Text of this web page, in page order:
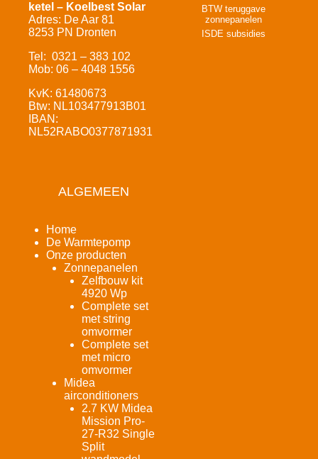
ketel – Koelbest Solar
Adres: De Aar 81
8253 PN Dronten
Tel: 0321 – 383 102
Mob: 06 – 4048 1556
KvK: 61480673
Btw: NL103477913B01
IBAN:
NL52RABO0377871931
BTW teruggave
zonnepanelen
ISDE subsidies
ALGEMEEN
Home
De Warmtepomp
Onze producten
Zonnepanelen
Zelfbouw kit
4920 Wp
Complete set
met string
omvormer
Complete set
met micro
omvormer
Midea
airconditioners
2.7 KW Midea
Mission Pro-
27-R32 Single
Split